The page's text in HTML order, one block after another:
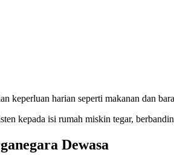
harian seperti makanan dan
kepada isi rumah miskin tegar,
Dewasa